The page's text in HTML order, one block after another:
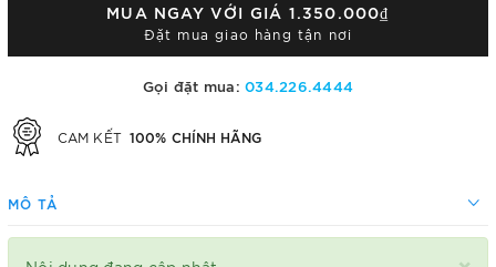
MUA NGAY VỚI GIÁ 1.350.000₫
Đặt mua giao hàng tận nơi
Gọi đặt mua:034.226.4444
CAM KẾT 100% CHÍNH HÃNG
MÔ TẢ